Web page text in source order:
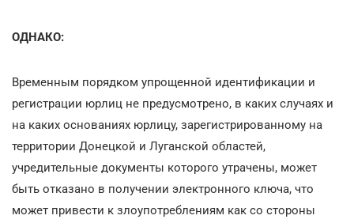
ОДНАКО:
Временным порядком упрощенной идентификации и
регистрации юрлиц не предусмотрено, в каких случаях и
на каких основаниях юрлицу, зарегистрированному на
территории Донецкой и Луганской областей,
учредительные документы которого утрачены, может
быть отказано в получении электронного ключа, что
может привести к злоупотреблениям как со стороны